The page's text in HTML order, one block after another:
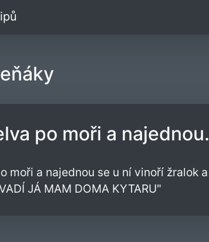
po moři a
moři a najednou se u ní vinoří žralok a
JÁ MAM DOMA KYTARU"